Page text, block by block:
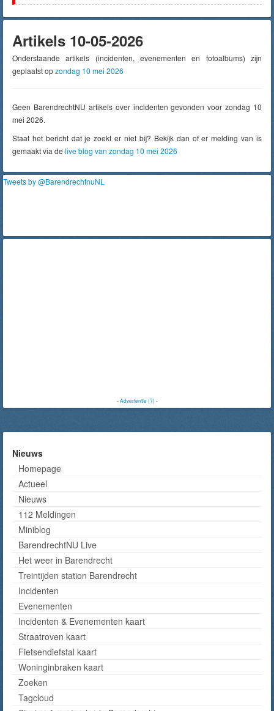
Artikels 10-05-2026
Onderstaande artikels (incidenten, evenementen en fotoalbums) zijn
geplaatst opzondag 10 mei 2026
Geen BarendrechtNU artikels over incidenten gevonden voor zondag 10
mei 2026.
Staat het bericht dat je zoekt er niet bij? Bekijk dan of er melding van is
gemaakt via de live blog van zondag 10 mei 2026
Tweets by @BarendrechtnuNL
-Advertentie (?)-
Nieuws
Homepage
Actueel
Nieuws
112 Meldingen
Miniblog
BarendrechtNU Live
Het weer in Barendrecht
Treintijden station Barendrecht
Incidenten
Evenementen
Incidenten & Evenementen kaart
Straatroven kaart
Fietsendiefstal kaart
Woninginbraken kaart
Zoeken
Tagcloud